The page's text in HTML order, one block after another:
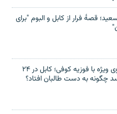
سعید؛ قصۀ فرار از کابل و البوم "برای
گفتگوی ویژه با فوزیه کوفی؛ کابل در ۲۴
چگونه به دست طالبان افتاد؟